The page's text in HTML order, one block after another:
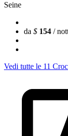
Seine
da $ 154 /
Vedi tutte le 11